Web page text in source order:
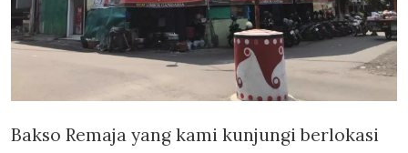
Bakso Remaja yang kami kunjungi berlokasi